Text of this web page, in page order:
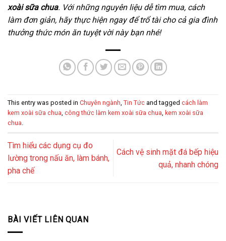
xoài sữa chua. Với những nguyên liệu dễ tìm mua, cách
làm đơn giản, hãy thực hiện ngay để trổ tài cho cả gia đình
thưởng thức món ăn tuyệt vời này bạn nhé!
This entry was posted in Chuyên ngành, Tin Tức and tagged cách làm
kem xoài sữa chua, công thức làm kem xoài sữa chua, kem xoài sữa
chua.
Tìm hiểu các dụng cụ đo
lường trong nấu ăn, làm bánh,
pha chế
Cách vệ sinh mặt đá bếp hiệu
quả, nhanh chóng
BÀI VIẾT LIÊN QUAN